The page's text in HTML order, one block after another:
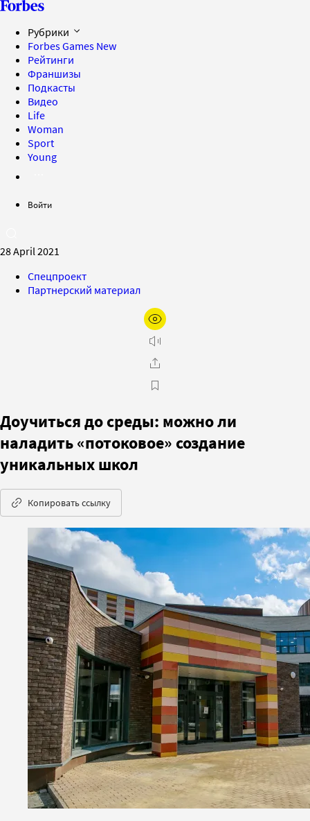
Рубрики
Forbes Games New
Рейтинги
Франшизы
Подкасты
Видео
Life
Woman
Sport
Young
Войти
28 April 2021
Спецпроект
Партнерский материал
Доучиться до среды: можно ли
наладить «потоковое» создание
уникальных школ
Копировать ссылку